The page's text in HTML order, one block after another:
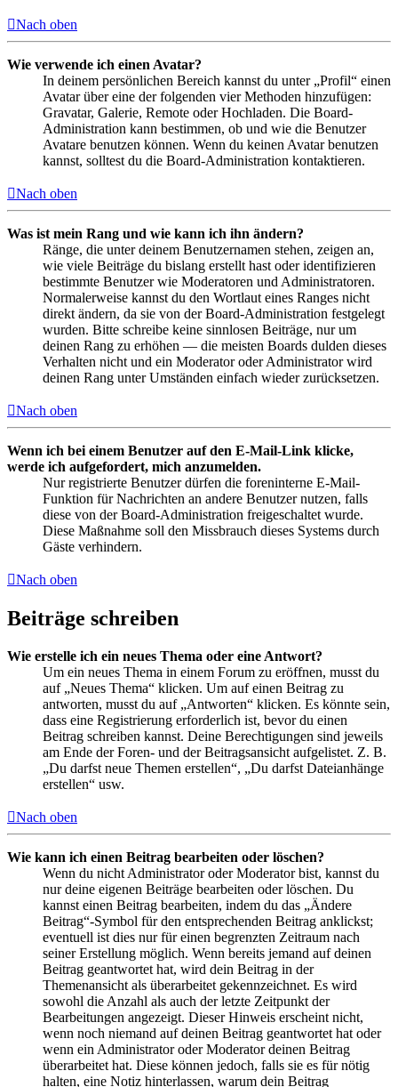
Nach oben
Wie verwende ich einen Avatar?
In deinem persönlichen Bereich kannst du unter „Profil“ einen
Avatar über eine der folgenden vier Methoden hinzufügen:
Gravatar, Galerie, Remote oder Hochladen. Die Board-
Administration kann bestimmen, ob und wie die Benutzer
Avatare benutzen können. Wenn du keinen Avatar benutzen
kannst, solltest du die Board-Administration kontaktieren.
Nach oben
Was ist mein Rang und wie kann ich ihn ändern?
Ränge, die unter deinem Benutzernamen stehen, zeigen an,
wie viele Beiträge du bislang erstellt hast oder identifizieren
bestimmte Benutzer wie Moderatoren und Administratoren.
Normalerweise kannst du den Wortlaut eines Ranges nicht
direkt ändern, da sie von der Board-Administration festgelegt
wurden. Bitte schreibe keine sinnlosen Beiträge, nur um
deinen Rang zu erhöhen — die meisten Boards dulden dieses
Verhalten nicht und ein Moderator oder Administrator wird
deinen Rang unter Umständen einfach wieder zurücksetzen.
Nach oben
Wenn ich bei einem Benutzer auf den E-Mail-Link klicke,
werde ich aufgefordert, mich anzumelden.
Nur registrierte Benutzer dürfen die foreninterne E-Mail-
Funktion für Nachrichten an andere Benutzer nutzen, falls
diese von der Board-Administration freigeschaltet wurde.
Diese Maßnahme soll den Missbrauch dieses Systems durch
Gäste verhindern.
Nach oben
Beiträge schreiben
Wie erstelle ich ein neues Thema oder eine Antwort?
Um ein neues Thema in einem Forum zu eröffnen, musst du
auf „Neues Thema“ klicken. Um auf einen Beitrag zu
antworten, musst du auf „Antworten“ klicken. Es könnte sein,
dass eine Registrierung erforderlich ist, bevor du einen
Beitrag schreiben kannst. Deine Berechtigungen sind jeweils
am Ende der Foren- und der Beitragsansicht aufgelistet. Z. B.
„Du darfst neue Themen erstellen“, „Du darfst Dateianhänge
erstellen“ usw.
Nach oben
Wie kann ich einen Beitrag bearbeiten oder löschen?
Wenn du nicht Administrator oder Moderator bist, kannst du
nur deine eigenen Beiträge bearbeiten oder löschen. Du
kannst einen Beitrag bearbeiten, indem du das „Ändere
Beitrag“-Symbol für den entsprechenden Beitrag anklickst;
eventuell ist dies nur für einen begrenzten Zeitraum nach
seiner Erstellung möglich. Wenn bereits jemand auf deinen
Beitrag geantwortet hat, wird dein Beitrag in der
Themenansicht als überarbeitet gekennzeichnet. Es wird
sowohl die Anzahl als auch der letzte Zeitpunkt der
Bearbeitungen angezeigt. Dieser Hinweis erscheint nicht,
wenn noch niemand auf deinen Beitrag geantwortet hat oder
wenn ein Administrator oder Moderator deinen Beitrag
überarbeitet hat. Diese können jedoch, falls sie es für nötig
halten, eine Notiz hinterlassen, warum dein Beitrag